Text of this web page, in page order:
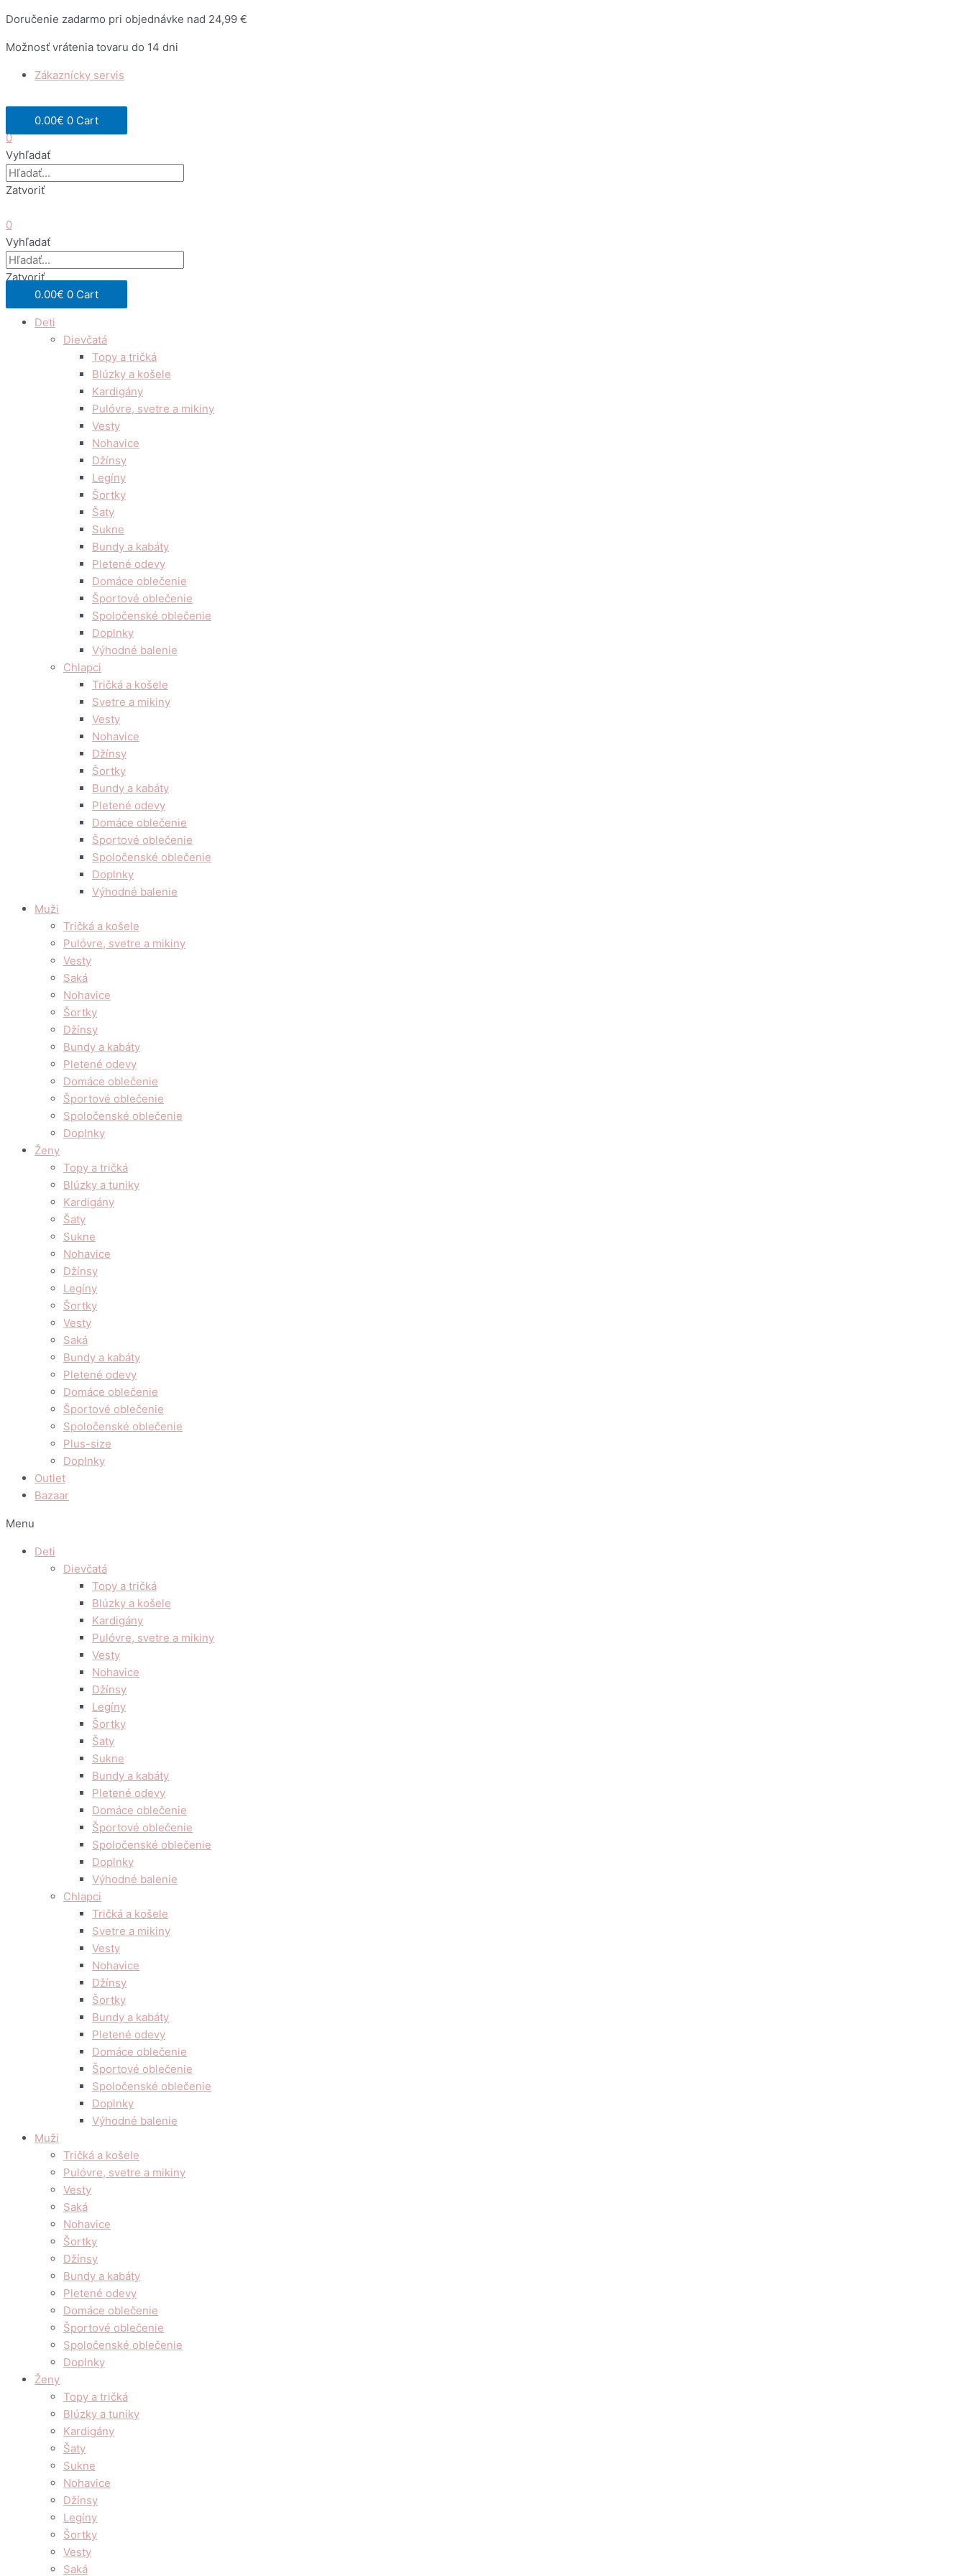
Preskočiť
obsah
Doručenie zadarmo pri objednávke nad 24,99 €
Možnosť vrátenia tovaru do 14 dni
Zákaznícky servis
0.00€ 0 Cart
0
Vyhľadať
Zatvoriť
0
Vyhľadať
Zatvoriť
0.00€ 0 Cart
Deti
Dievčatá
Topy a tričká
Blúzky a košele
Kardigány
Pulóvre, svetre a mikiny
Vesty
Nohavice
Džínsy
Legíny
Šortky
Šaty
Sukne
Bundy a kabáty
Pletené odevy
Domáce oblečenie
Športové oblečenie
Spoločenské oblečenie
Doplnky
Výhodné balenie
Chlapci
Tričká a košele
Svetre a mikiny
Vesty
Nohavice
Džínsy
Šortky
Bundy a kabáty
Pletené odevy
Domáce oblečenie
Športové oblečenie
Spoločenské oblečenie
Doplnky
Výhodné balenie
Muži
Tričká a košele
Pulóvre, svetre a mikiny
Vesty
Saká
Nohavice
Šortky
Džínsy
Bundy a kabáty
Pletené odevy
Domáce oblečenie
Športové oblečenie
Spoločenské oblečenie
Doplnky
Ženy
Topy a tričká
Blúzky a tuniky
Kardigány
Šaty
Sukne
Nohavice
Džínsy
Legíny
Šortky
Vesty
Saká
Bundy a kabáty
Pletené odevy
Domáce oblečenie
Športové oblečenie
Spoločenské oblečenie
Plus-size
Doplnky
Outlet
Bazaar
Menu
Deti
Dievčatá
Topy a tričká
Blúzky a košele
Kardigány
Pulóvre, svetre a mikiny
Vesty
Nohavice
Džínsy
Legíny
Šortky
Šaty
Sukne
Bundy a kabáty
Pletené odevy
Domáce oblečenie
Športové oblečenie
Spoločenské oblečenie
Doplnky
Výhodné balenie
Chlapci
Tričká a košele
Svetre a mikiny
Vesty
Nohavice
Džínsy
Šortky
Bundy a kabáty
Pletené odevy
Domáce oblečenie
Športové oblečenie
Spoločenské oblečenie
Doplnky
Výhodné balenie
Muži
Tričká a košele
Pulóvre, svetre a mikiny
Vesty
Saká
Nohavice
Šortky
Džínsy
Bundy a kabáty
Pletené odevy
Domáce oblečenie
Športové oblečenie
Spoločenské oblečenie
Doplnky
Ženy
Topy a tričká
Blúzky a tuniky
Kardigány
Šaty
Sukne
Nohavice
Džínsy
Legíny
Šortky
Vesty
Saká